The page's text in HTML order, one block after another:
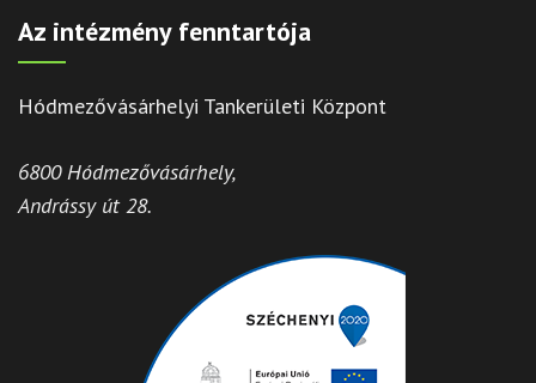
Az intézmény fenntartója
Hódmezővásárhelyi Tankerületi Központ
6800 Hódmezővásárhely,
Andrássy út 28.